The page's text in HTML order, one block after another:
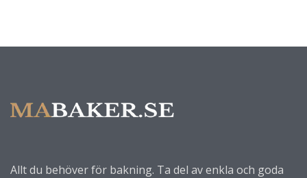
Allt du behöver för bakning. Ta del av enkla och goda